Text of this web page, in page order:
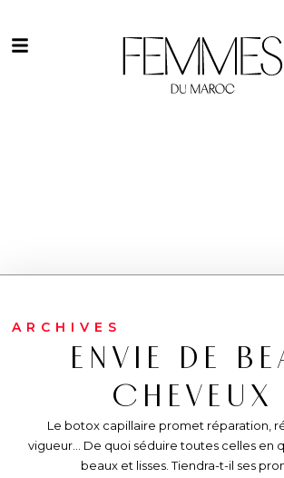
ARCHIVES
ENVIE DE
CHEVEUX
Le botox capillaire promet réparation,
vigueur... De quoi séduire toutes celles en
beaux et lisses. Tiendra-t-il ses